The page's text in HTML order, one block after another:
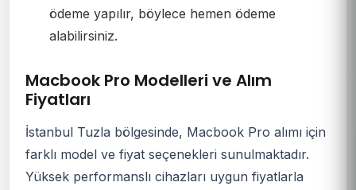
ödeme yapılır, böylece hemen ödeme
alabilirsiniz.
Macbook Pro Modelleri ve Alım
Fiyatları
İstanbul Tuzla bölgesinde, Macbook Pro alımı için
farklı model ve fiyat seçenekleri sunulmaktadır.
Yüksek performanslı cihazları uygun fiyatlarla